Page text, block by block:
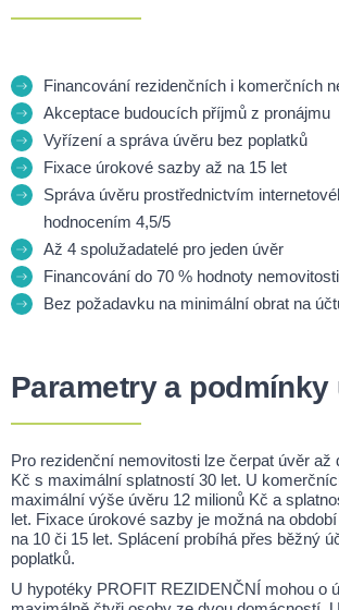
Financování rezidenčních i komerčních
Akceptace budoucích příjmů z pronájmu
Vyřízení a správa úvěru bez poplatků
Fixace úrokové sazby až na 15 let
Správa úvěru prostřednictvím
hodnocením 4,5/5
Až 4 spolužadatelé pro jeden úvěr
Financování do 70 % hodnoty nemovitosti
Bez požadavku na minimální obrat na
Parametry a podmínky
Pro rezidenční nemovitosti lze čerpat úvěr až
Kč s maximální splatností 30 let. U
maximální výše úvěru 12 milionů Kč a
let. Fixace úrokové sazby je možná na
na 10 či 15 let. Splácení probíhá přes běžný
poplatků.
U hypotéky PROFIT REZIDENČNÍ mohou o